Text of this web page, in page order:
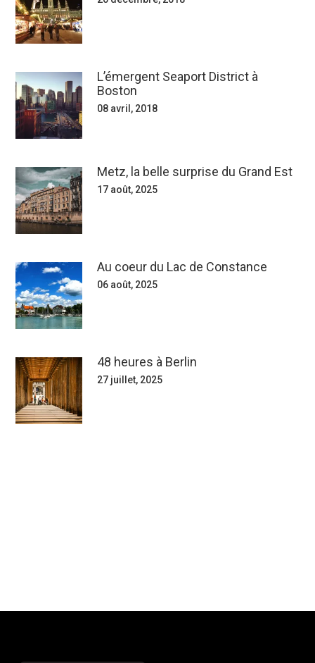
L’émergent Seaport District à
Boston
08 avril, 2018
Metz, la belle surprise du Grand Est
17 août, 2025
Au coeur du Lac de Constance
06 août, 2025
48 heures à Berlin
27 juillet, 2025